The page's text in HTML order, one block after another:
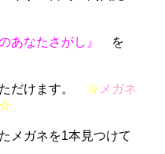
あなたさがし』
を
だけます。 ☆ メガネ
☆
メガネを1本見つけて